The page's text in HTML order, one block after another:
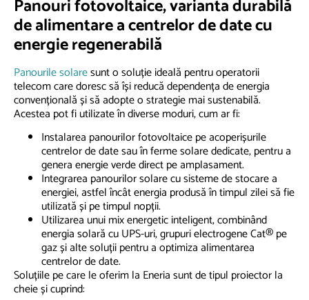
Panouri fotovoltaice, varianta durabilă
de alimentare a centrelor de date cu
energie regenerabilă
Panourile solaresunt o soluție ideală pentru operatorii
telecom care doresc să își reducă dependența de energia
convențională și să adopte o strategie mai sustenabilă.
Acestea pot fi utilizate în diverse moduri, cum ar fi:
Instalarea panourilor fotovoltaice pe acoperișurile
centrelor de date sau în ferme solare dedicate, pentru a
genera energie verde direct pe amplasament.
Integrarea panourilor solare cu sisteme de stocare a
energiei, astfel încât energia produsă în timpul zilei să fie
utilizată și pe timpul nopții.
Utilizarea unui mix energetic inteligent, combinând
energia solară cu UPS-uri, grupuri electrogene Cat® pe
gaz și alte soluții pentru a optimiza alimentarea
centrelor de date.
Soluțiile pe care le oferim la Eneria sunt de tipul proiector la
cheie și cuprind: